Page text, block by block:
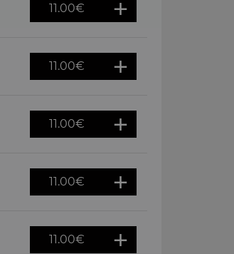
11.00€
11.00€
11.00€
11.00€
11.00€